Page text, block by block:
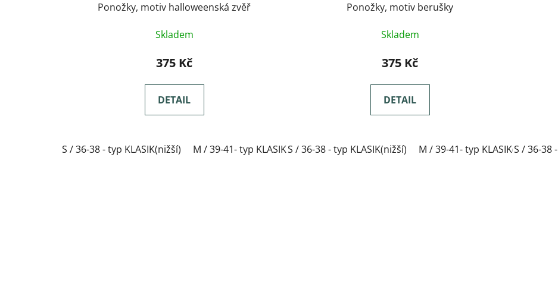
Ponožky, motiv halloweenská zvěř
Skladem
375 Kč
DETAIL
S / 36-38 - typ KLASIK(nižší) M / 39-41- typ KLASIK(nižší) L / 42-44- typ KLASIK(nižší) XL / 45-47- typ
Ponožky, motiv berušky
Skladem
375 Kč
DETAIL
S / 36-38 - typ KLASIK(nižší) M / 39-41- typ KLASIK(nižší) L
S / 36-38